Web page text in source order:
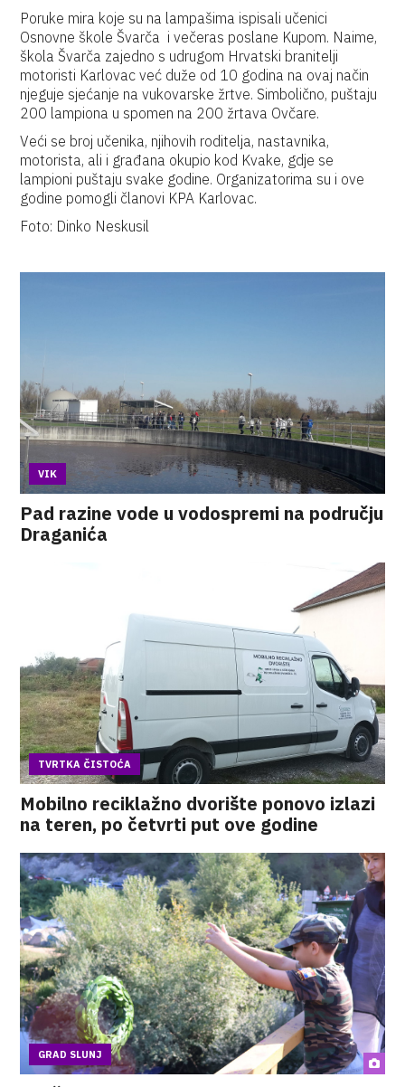
Poruke mira koje su na lampašima ispisali učenici
Osnovne škole Švarča i večeras poslane Kupom. Naime,
škola Švarča zajedno s udrugom Hrvatski branitelji
motoristi Karlovac već duže od 10 godina na ovaj način
njeguje sjećanje na vukovarske žrtve. Simbolično, puštaju
200 lampiona u spomen na 200 žrtava Ovčare.
Veći se broj učenika, njihovih roditelja, nastavnika,
motorista, ali i građana okupio kod Kvake, gdje se
lampioni puštaju svake godine. Organizatorima su i ove
godine pomogli članovi KPA Karlovac.
Foto: Dinko Neskusil
VIK
Pad razine vode u vodospremi na području
Draganića
TVRTKA ČISTOĆA
Mobilno reciklažno dvorište ponovo izlazi
na teren, po četvrti put ove godine
GRAD SLUNJ